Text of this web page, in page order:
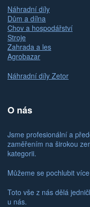
Náhradní díly
Dům a dílna
Chov a hospodářství
Stroje
Zahrada a les
Agrobazar
Náhradní díly Zetor
O nás
Jsme profesionální a
zaměřením na širokou
kategorii.
Můžeme se pochlubit
Toto vše z nás dělá
u nás.